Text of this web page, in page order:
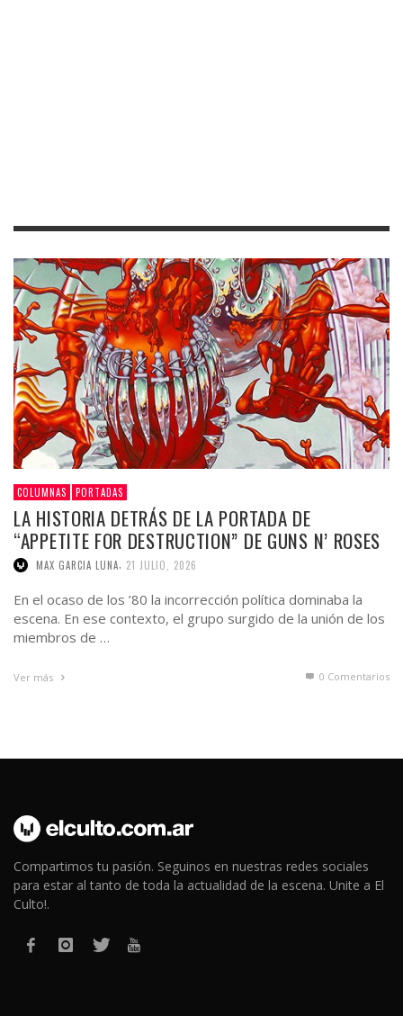
COLUMNAS PORTADAS
LA HISTORIA DETRÁS DE LA PORTADA DE
“APPETITE FOR DESTRUCTION” DE GUNS N’ ROSES
MAX GARCIA LUNA,
En el ocaso de los ’80 la incorrección política dominaba la
escena. En ese contexto, el grupo surgido de la unión de los
miembros de …
Ver más 0 Comentarios
para estar al tanto de toda la actualidad de la escena. Unite a El
Culto!.